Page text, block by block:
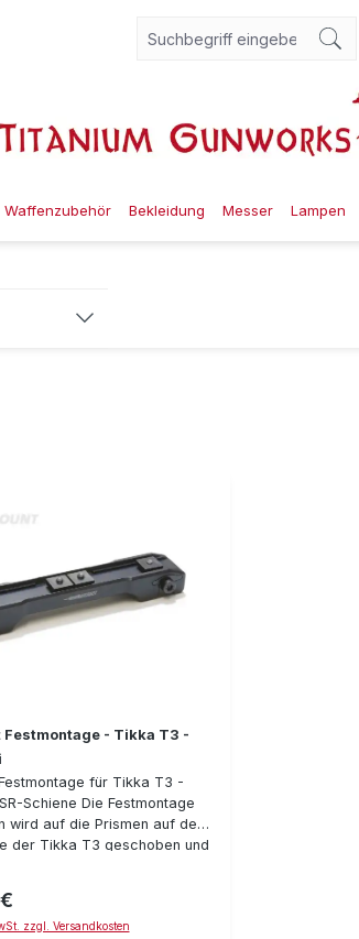
Waffenzubehör Bekleidung Messer Lampen
Festmontage - Tikka T3 -
für Tikka T3 -
Schiene Die Festmontage
wird auf die Prismen auf der
der Tikka T3 geschoben und
ist aus dem Vollen
eine zuverlässige
zzgl. Versandkosten